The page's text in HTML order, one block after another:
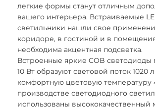
легкие формы станут отличным
вашего интерьера. Встраиваемые
светильники нашли свое
коридоре, в гостиной и в
необходима акцентная подсветка.
Встроенные яркие COB
10 Вт образуют световой поток 1020
комфортную цветовую температуру
производстве светодиодного
использованы высококачественный